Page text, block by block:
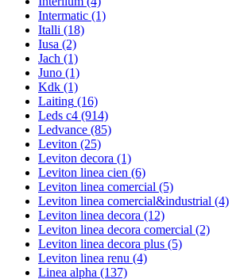
Intermatic (1)
Italli (18)
Iusa (2)
Jach (1)
Juno (1)
Kdk (1)
Laiting (16)
Leds c4 (914)
Ledvance (85)
Leviton (25)
Leviton decora (1)
Leviton linea cien (6)
Leviton linea comercial (5)
Leviton linea comercial&industrial (4)
Leviton linea decora (12)
Leviton linea decora comercial (2)
Leviton linea decora plus (5)
Leviton linea renu (4)
Linea alpha (137)